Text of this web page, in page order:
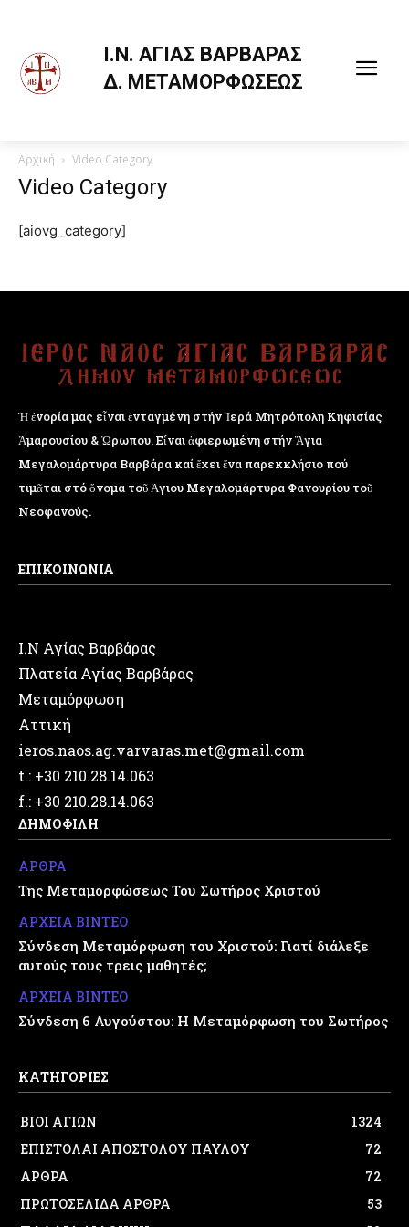
Πηγή: http://www.synaxarion.gr/gr/index.aspx
Ι.Ν. ΑΓΙΑΣ ΒΑΡΒΑΡΑΣ
Δ. ΜΕΤΑΜΟΡΦΩΣΕΩΣ
Αρχική Video Category
Video Category
[aiovg_category]
Ἡ ἐνορία μας εἶναι ἐνταγμένη στήν Ἱερά Μητρόπολη Κηφισίας
Ἁμαρουσίου & Ὠρωπου. Εἶναι ἀφιερωμένη στήν Ἅγια
Μεγαλομάρτυρα Βαρβάρα καί ἔχει ἕνα παρεκκλήσιο πού
τιμᾶται στό ὄνομα τοῦ Ἁγιου Μεγαλομάρτυρα Φανουρίου τοῦ
Νεοφανούς.
ΕΠΙΚΟΙΝΩΝΙΑ
Ι.Ν Αγίας Βαρβάρας
Πλατεία Αγίας Βαρβάρας
Μεταμόρφωση
Αττική
ieros.naos.ag.varvaras.met@gmail.com
t.: +30 210.28.14.063
f.: +30 210.28.14.063
ΔΗΜΟΦΙΛΗ
ΑΡΘΡΑ
Της Μεταμορφώσεως Του Σωτήρος Χριστού
ΑΡΧΕΙΑ ΒΙΝΤΕΟ
Σύνδεση Μεταμόρφωση του Χριστού: Γιατί διάλεξε
αυτούς τους τρεις μαθητές;
ΑΡΧΕΙΑ ΒΙΝΤΕΟ
Σύνδεση 6 Αυγούστου: Η Μεταμόρφωση του Σωτήρος
ΚΑΤΗΓΟΡΙΕΣ
ΒΙΟΙ ΑΓΙΩΝ
1324
ΕΠΙΣΤΟΛΑΙ ΑΠΟΣΤΟΛΟΥ ΠΑΥΛΟΥ
72
ΑΡΘΡΑ
72
ΠΡΩΤΟΣΕΛΙΔΑ ΑΡΘΡΑ
53